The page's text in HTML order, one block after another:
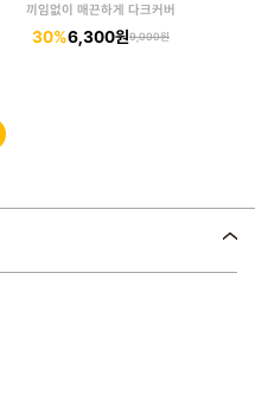
끼임없이 매끈하게 다크커버
30%6,300원9,000원